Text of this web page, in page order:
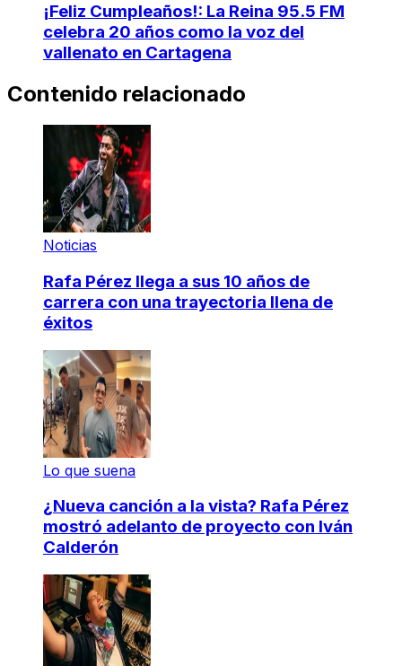
¡Feliz Cumpleaños!: La Reina 95.5 FM
celebra 20 años como la voz del
vallenato en Cartagena
Contenido relacionado
Noticias
Rafa Pérez llega a sus 10 años de
carrera con una trayectoria llena de
éxitos
Lo que suena
¿Nueva canción a la vista? Rafa Pérez
mostró adelanto de proyecto con Iván
Calderón